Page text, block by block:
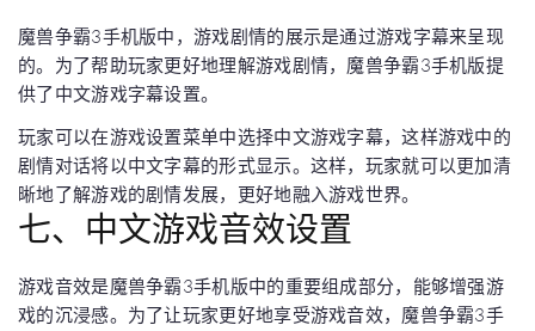
魔兽争霸3手机版中，游戏剧情的展示是通过游戏字幕来呈现
的。为了帮助玩家更好地理解游戏剧情，魔兽争霸3手机版提
供了中文游戏字幕设置。
玩家可以在游戏设置菜单中选择中文游戏字幕，这样游戏中的
剧情对话将以中文字幕的形式显示。这样，玩家就可以更加清
晰地了解游戏的剧情发展，更好地融入游戏世界。
七、中文游戏音效设置
游戏音效是魔兽争霸3手机版中的重要组成部分，能够增强游
戏的沉浸感。为了让玩家更好地享受游戏音效，魔兽争霸3手